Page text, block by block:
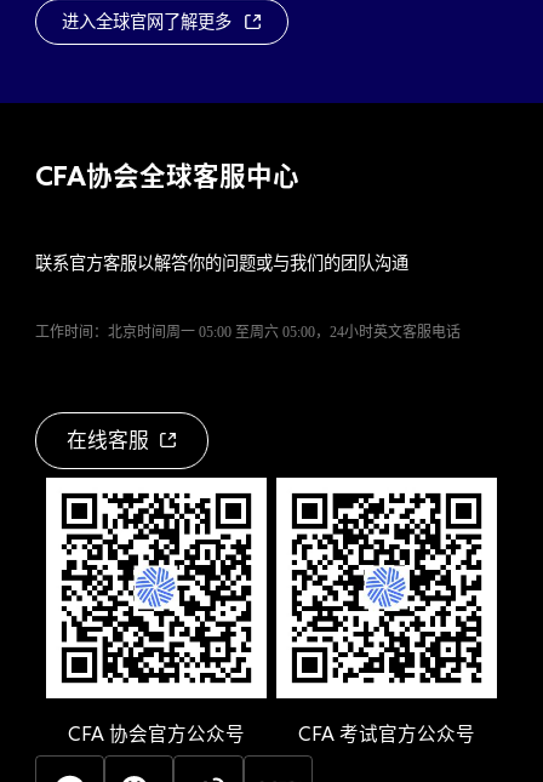
进入全球官网了解更多
CFA协会全球客服中心
联系官方客服以解答你的问题或与我们的团队沟通
工作时间：北京时间周一 05:00 至周六 05:00，24小时英文客服电话
在线客服
CFA协会官方公众号 CFA考试官方公众号